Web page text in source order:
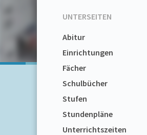
UNTERSEITEN
Abitur
Einrichtungen
Fächer
Schulbücher
Stufen
Stundenpläne
Unterrichtszeiten